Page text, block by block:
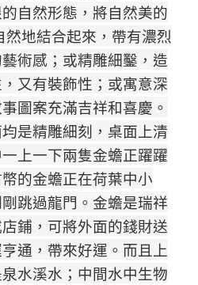
自然形態，將自然美的
然地結合起來， 帶有濃烈
術感；或精雕細鑿，造
又有裝飾性；或寓意深
圖案充滿吉祥和喜慶。
是精雕細刻，桌面上清
上一下兩隻金蟾正躍躍
的金蟾正在荷葉中小
跳過龍門。 金蟾是瑞祥
鋪，可將外面的錢財送
通，帶來好運。 而且上
水溪水；中間水中生物